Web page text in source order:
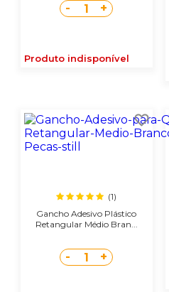
- 1 +
Produto indisponível
(1)
Gancho Adesivo Plástico
Retangular Médio Bran...
- 1 +